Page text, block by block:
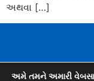
અથવા […]
અમે તમને અમારી